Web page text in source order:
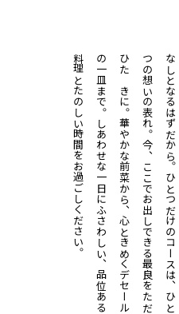
な
。
ひ
と
つ
だ
け
の
コ
ー
ス
は
、
ひ
と
つ
の
想
い
の
表
れ
。
今
、
こ
こ
で
お
出
し
で
き
る
最
良
を
た
だ
ひ
た
む
き
に
。
華
や
か
な
前
菜
か
ら
、
心
と
き
め
く
デ
セ
ー
ル
の
一
皿
ま
で
。
し
あ
わ
せ
な
一
日
に
ふ
さ
わ
し
い
、
品
位
あ
る
料
理
と
たのしい時間をお過ごしください。